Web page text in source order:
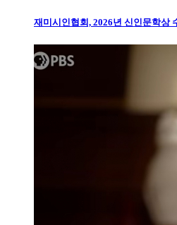
재미시인협회, 2026년 신인문학상